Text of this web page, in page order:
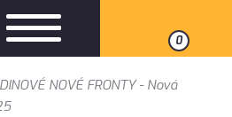
0
NOVÉ FRONTY - Nová